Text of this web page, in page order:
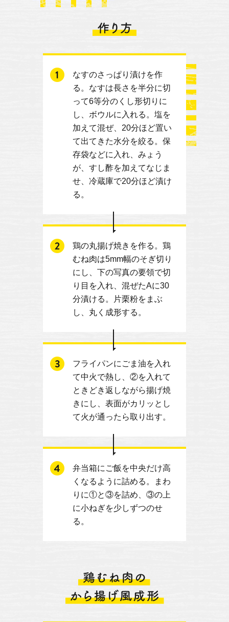
なすのさっぱり漬けを作
る。なすは長さを半分に切
って6等分のくし形切りに
し、ボウルに入れる。塩を
加えて混ぜ、20分ほど置い
て出てきた水分を絞る。保
存袋などに入れ、みょう
が、すし酢を加えてなじま
せ、冷蔵庫で20分ほど漬け
る。
鶏の丸揚げ焼きを作る。鶏
むね肉は5mm幅のそぎ切り
にし、下の写真の要領で切
り目を入れ、混ぜたAに30
分漬ける。片栗粉をまぶ
し、丸く成形する。
フライパンにごま油を入れ
て中火で熱し、②を入れて
ときどき返しながら揚げ焼
きにし、表面がカリッとし
て火が通ったら取り出す。
弁当箱にご飯を中央だけ高
くなるように詰める。まわ
りに①と③を詰め、③の上
に小ねぎを少しずつのせ
る。